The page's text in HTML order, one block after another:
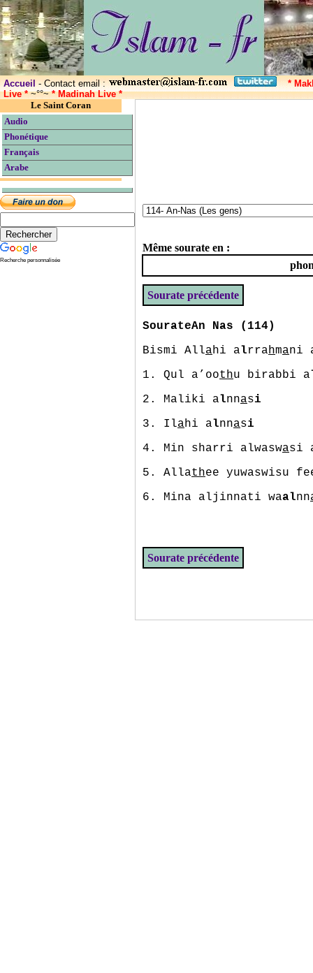
Accueil- Contact email :
*
Live *~°°~* Madinah Live *
Le Saint Coran
Audio
Phonétique
Français
Arabe
Recherche personnalisée
Même sourate en :
Sourate précédente
SourateAn Nas (114)
Bismi Allahi alrrahmani
1. Qul a’oothu birabbi a
2. Maliki alnnasi
3. Ilahi alnnasi
4. Min sharri alwaswasi
5. Allathee yuwaswisu
6. Mina aljinnati waalnn
Sourate précédente